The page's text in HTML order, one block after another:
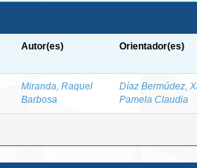
Autor(es) Orientador(es)
Miranda, Raquel
Barbosa
Díaz Bermúdez,
Pamela Claudia